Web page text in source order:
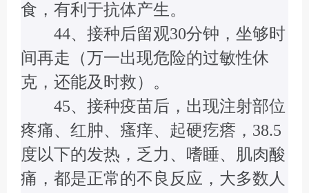
食，有利于抗体产生。
44、接种后留观30分钟，坐够时
间再走（万一出现危险的过敏性休
克，还能及时救）。
45、接种疫苗后，出现注射部位
疼痛、红肿、瘙痒、起硬疙瘩，38.5
度以下的发热，乏力、嗜睡、肌肉酸
痛，都是正常的不良反应，大多数人